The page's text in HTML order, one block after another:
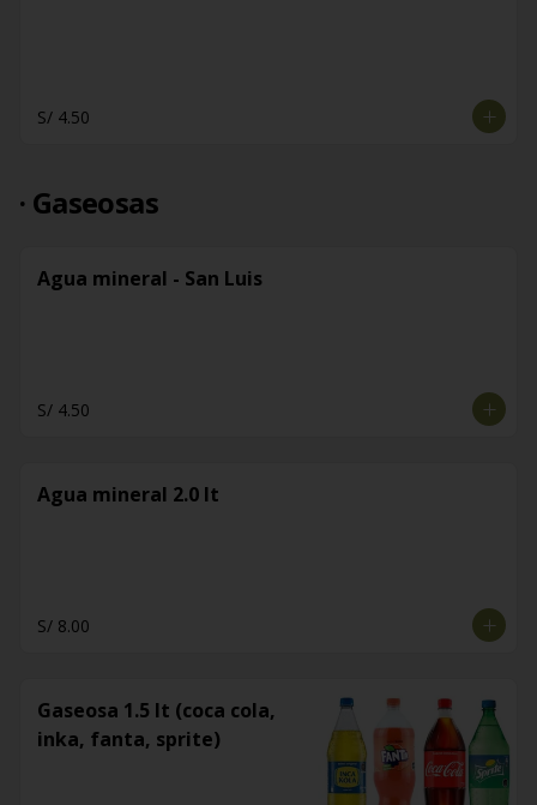
S/ 4.50
· Gaseosas
Agua mineral - San Luis
S/ 4.50
Agua mineral 2.0 lt
S/ 8.00
Gaseosa 1.5 lt (coca cola,
inka, fanta, sprite)